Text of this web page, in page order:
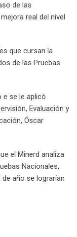
de las
real del nivel
que cursan la
de las Pruebas
e se le aplicó
Evaluación y
Óscar
el Minerd analiza
Nacionales,
año se lograrían